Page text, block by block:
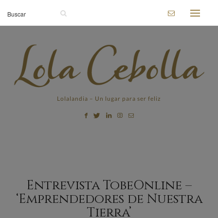
Lolalandia – Un lugar para ser feliz
Entrevista TobeOnline –
‘Emprendedores de Nuestra
Tierra’